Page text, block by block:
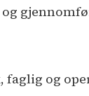
faglig og